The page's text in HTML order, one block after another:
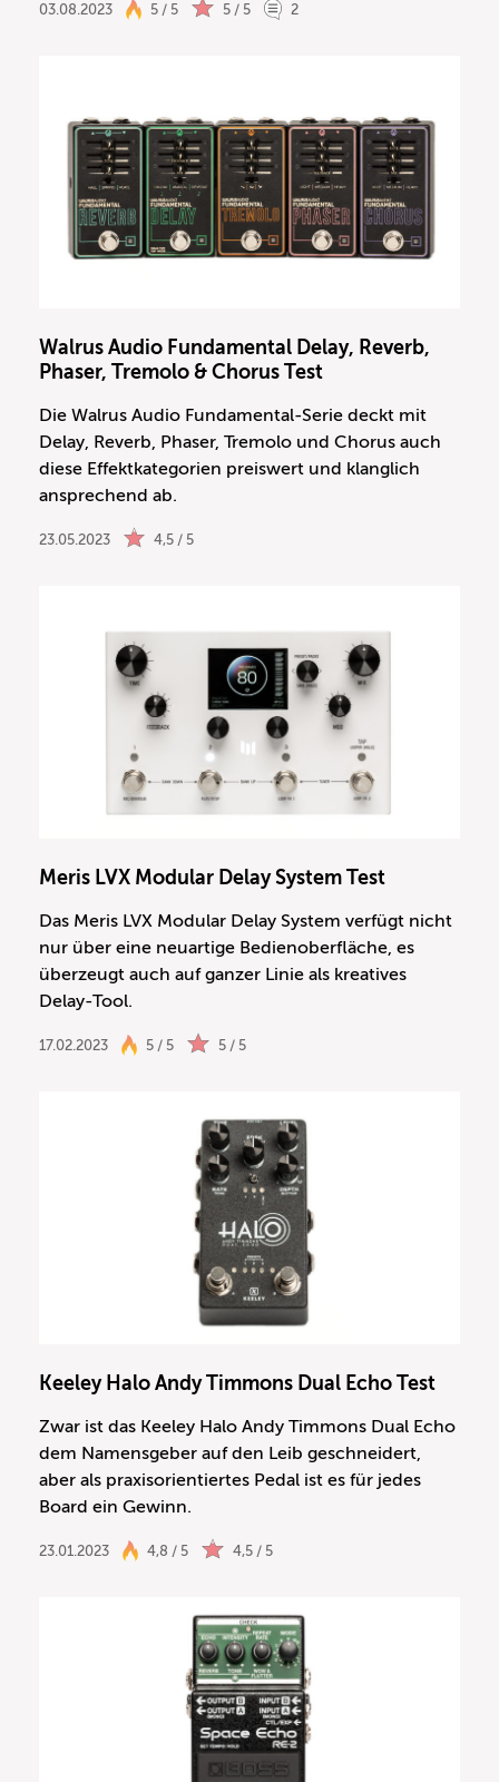
03.08.2023 5 / 5 5 / 5 2
Walrus Audio Fundamental Delay, Reverb,
Phaser, Tremolo & Chorus Test
Die Walrus Audio Fundamental-Serie deckt mit
Delay, Reverb, Phaser, Tremolo und Chorus auch
diese Effektkategorien preiswert und klanglich
ansprechend ab.
23.05.2023 4,5 / 5
Meris LVX Modular Delay System Test
Das Meris LVX Modular Delay System verfügt nicht
nur über eine neuartige Bedienoberfläche, es
überzeugt auch auf ganzer Linie als kreatives
Delay-Tool.
17.02.2023 5 / 5 5 / 5
Keeley Halo Andy Timmons Dual Echo Test
Zwar ist das Keeley Halo Andy Timmons Dual Echo
dem Namensgeber auf den Leib geschneidert,
aber als praxisorientiertes Pedal ist es für jedes
Board ein Gewinn.
23.01.2023 4,8 / 5 4,5 / 5